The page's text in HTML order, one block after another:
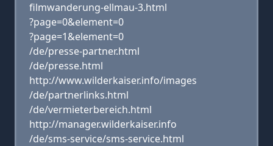
filmwanderung-ellmau-3.html
?page=0&element=0
?page=1&element=0
/de/presse-partner.html
/de/presse.html
http://www.wilderkaiser.info/images
/de/partnerlinks.html
/de/vermieterbereich.html
http://manager.wilderkaiser.info
/de/sms-service/sms-service.html